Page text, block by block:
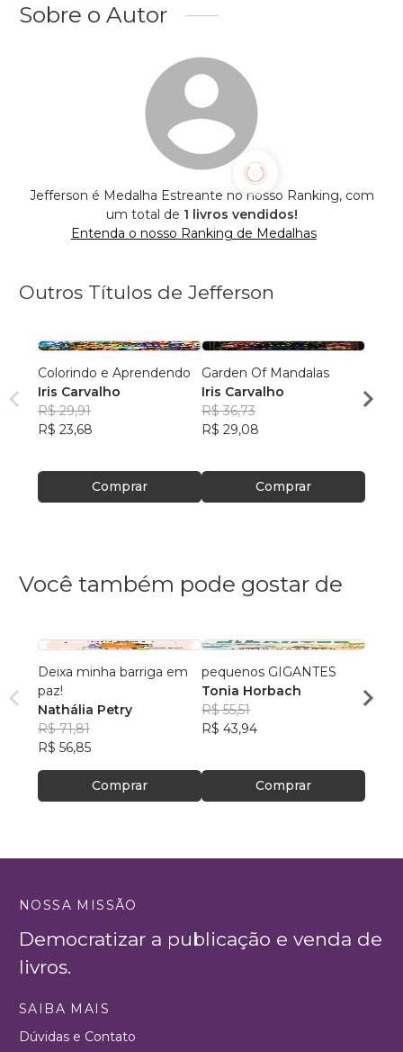
Sobre o Autor
Jefferson é Medalha Estreante no nosso Ranking, com
um total de 1 livros vendidos!
Entenda o nosso Ranking de Medalhas
Outros Títulos de Jefferson
Colorindo e Aprendendo
Iris Carvalho
R$ 29,91
R$ 23,68
Comprar
Garden Of Mandalas
Iris Carvalho
R$ 36,73
R$ 29,08
Comprar
Iris
R$
Você também pode gostar de
Deixa minha barriga em
paz!
Nathália Petry
R$ 71,81
R$ 56,85
Comprar
pequenos GIGANTES
Tonia Horbach
R$ 55,51
R$ 43,94
Comprar
R$
NOSSA MISSÃO
Democratizar a publicação e venda de
livros.
SAIBA MAIS
Dúvidas e Contato